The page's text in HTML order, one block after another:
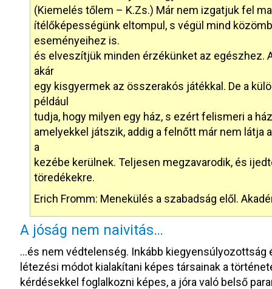
(Kiemelés tőlem – K.Zs.) Már nem izgatjuk fel
ítélőképességünk eltompul, s végül mind
eseményeihez is.
és elveszítjük minden érzékünket az egészhez.
akár
egy kisgyermek az összerakós játékkal. De a
például
tudja, hogy milyen egy ház, s ezért felismeri a
amelyekkel játszik, addig a felnőtt már nem látja
a
kezébe kerülnek. Teljesen megzavarodik, és
töredékekre.
Erich Fromm: Menekülés a szabadság elől.
A jóság nem naivitás…
…és nem védtelenség. Inkább kiegyensúlyozottság
létezési módot kialakítani képes társainak a
kérdésekkel foglalkozni képes, a jóra való belső